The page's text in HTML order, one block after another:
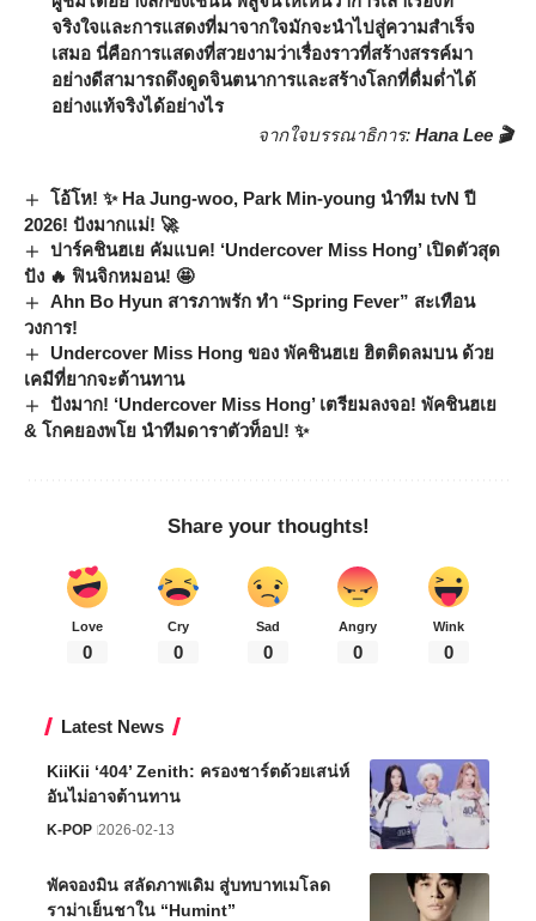
จริงใจและการแสดงที่มาจากใจมักจะนำไปสู่ความสำเร็จ
เสมอ นี่คือการแสดงที่สวยงามว่าเรื่องราวที่สร้างสรรค์มา
อย่างดีสามารถดึงดูดจินตนาการและสร้างโลกที่ดื่มด่ำได้
อย่างแท้จริงได้อย่างไร
จากใจบรรณาธิการ: Hana Lee 🎬
โอ้โห! ✨ Ha Jung-woo, Park Min-young นำทีม tvN ปี
2026! ปังมากแม่! 🚀
ปาร์คชินฮเย คัมแบค! ‘Undercover Miss Hong’ เปิดตัวสุด
ปัง 🔥 ฟินจิกหมอน! 🤩
Ahn Bo Hyun สารภาพรัก ทำ “Spring Fever” สะเทือน
วงการ!
Undercover Miss Hong ของ พัคชินฮเย ฮิตติดลมบน ด้วย
เคมีที่ยากจะต้านทาน
ปังมาก! ‘Undercover Miss Hong’ เตรียมลงจอ! พัคชินฮเย
& โกคยองพโย นำทีมดาราตัวท็อป! ✨
Share your thoughts!
Love
0
Cry
0
Sad
0
Angry
0
Wink
0
Latest News
KiiKii ‘404’ Zenith: ครองชาร์ตด้วยเสน่ห์
อันไม่อาจต้านทาน
K-POP 2026-02-13
พัคจองมิน สลัดภาพเดิม สู่บทบาทเมโลด
ราม่าเย็นชาใน “Humint”